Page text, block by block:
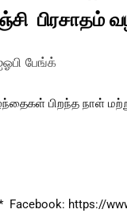
பிரசாதம்
பேங்க்
பிறந்த நாள்
Facebook: https://